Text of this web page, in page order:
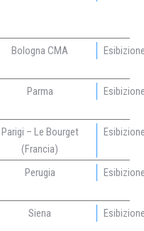
Bologna CMA
Parma
Parigi – Le Bourget
(Francia)
Perugia
Siena